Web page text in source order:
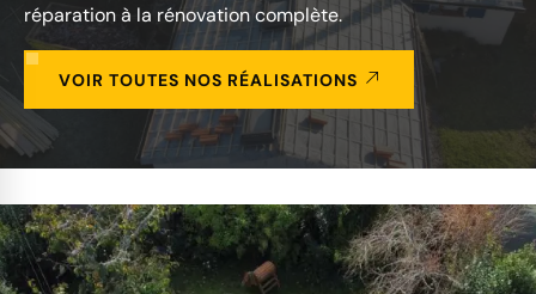
réparation à la rénovation complète.
VOIR TOUTES NOS RÉALISATIONS